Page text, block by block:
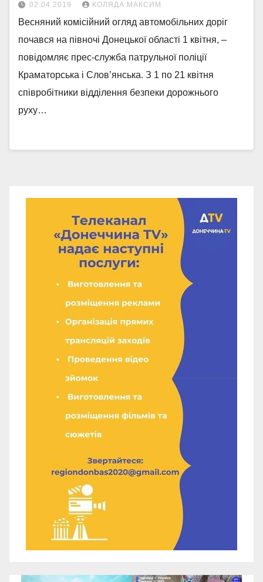
02.04.2019 КОЛЯДА МАКСИМ
Весняний комісійний огляд автомобільних доріг
почався на півночі Донецької області 1 квітня, –
повідомляє прес-служба патрульної поліції
Краматорська і Слов’янська. З 1 по 21 квітня
співробітники відділення безпеки дорожнього
руху…